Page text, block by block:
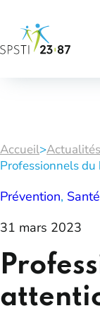
Accueil>Actualités
Professionnels
Prévention,
31 mars 2023